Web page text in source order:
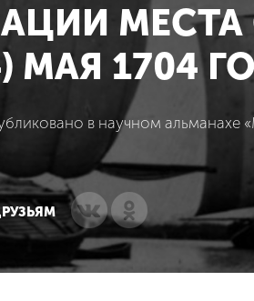
МЕСТА
МАЯ 1704
в научном альманахе